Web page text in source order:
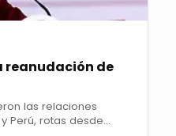
reanudación de
las relaciones
Perú, rotas desde...